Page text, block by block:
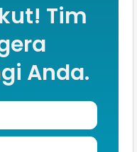
Tim
Anda.